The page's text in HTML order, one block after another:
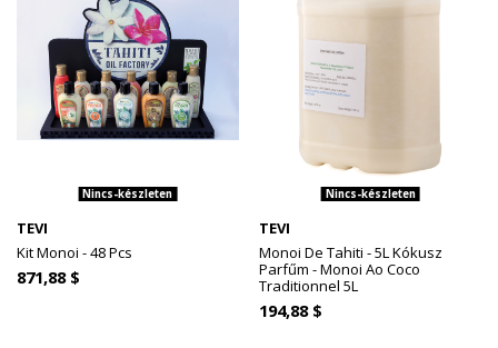
Nincs-készleten
TEVI
Kit Monoi - 48 Pcs
871,88 $
Nincs-készleten
TEVI
Monoi De Tahiti - 5L Kókusz
Parfűm - Monoi Ao Coco
Traditionnel 5L
194,88 $